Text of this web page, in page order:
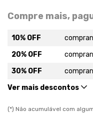
Compre mais,
10% OFF
20% OFF
30% OFF
Ver mais descontos
(*) Não acumulável com